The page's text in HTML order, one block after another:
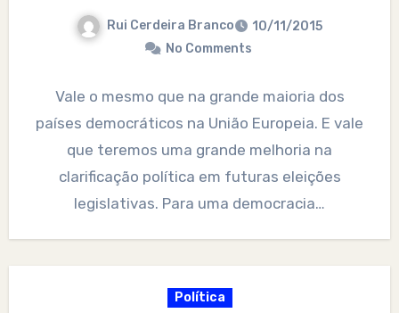
Rui Cerdeira Branco
10/11/2015
No Comments
Vale o mesmo que na grande maioria dos
países democráticos na União Europeia. E vale
que teremos uma grande melhoria na
clarificação política em futuras eleições
legislativas. Para uma democracia…
Política